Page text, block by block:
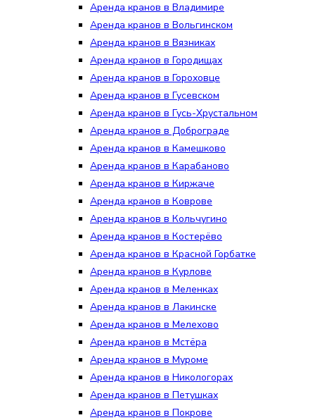
Аренда кранов в Владимире
Аренда кранов в Вольгинском
Аренда кранов в Вязниках
Аренда кранов в Городищах
Аренда кранов в Гороховце
Аренда кранов в Гусевском
Аренда кранов в Гусь-Хрустальном
Аренда кранов в Доброграде
Аренда кранов в Камешково
Аренда кранов в Карабаново
Аренда кранов в Киржаче
Аренда кранов в Коврове
Аренда кранов в Кольчугино
Аренда кранов в Костерёво
Аренда кранов в Красной Горбатке
Аренда кранов в Курлове
Аренда кранов в Меленках
Аренда кранов в Лакинске
Аренда кранов в Мелехово
Аренда кранов в Мстёра
Аренда кранов в Муроме
Аренда кранов в Никологорах
Аренда кранов в Петушках
Аренда кранов в Покрове